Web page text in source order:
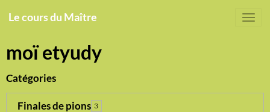
Le cours du Maître
moï etyudy
Catégories
Finales de pions 3